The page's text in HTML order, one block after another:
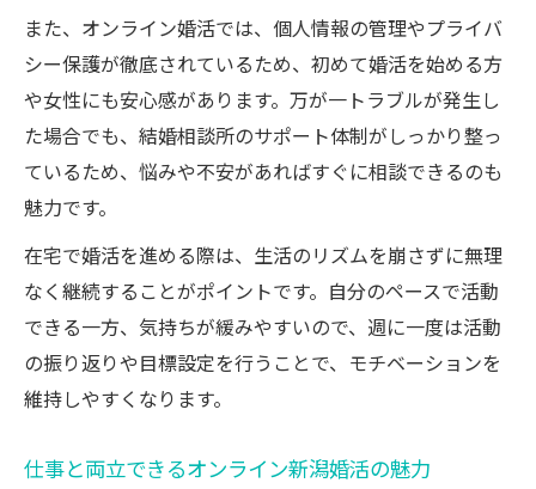
また、オンライン婚活では、個人情報の管理やプライバ
シー保護が徹底されているため、初めて婚活を始める方
や女性にも安心感があります。万が一トラブルが発生し
た場合でも、結婚相談所のサポート体制がしっかり整っ
ているため、悩みや不安があればすぐに相談できるのも
魅力です。
在宅で婚活を進める際は、生活のリズムを崩さずに無理
なく継続することがポイントです。自分のペースで活動
できる一方、気持ちが緩みやすいので、週に一度は活動
の振り返りや目標設定を行うことで、モチベーションを
維持しやすくなります。
仕事と両立できるオンライン新潟婚活の魅力